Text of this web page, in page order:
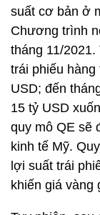
suất cơ bản ở
Chương trình
tháng 11/
trái phiếu hàng
USD; đến
15 tỷ USD
quy mô QE sẽ
kinh tế Mỹ.
lợi suất trái
khiến giá vàng